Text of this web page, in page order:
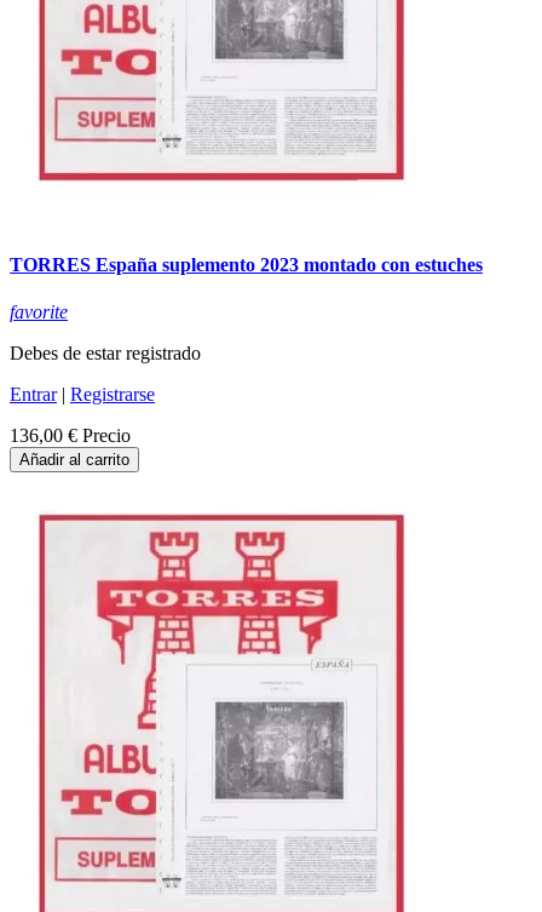
TORRES España suplemento 2023 montado con estuches
favorite
Debes de estar registrado
Entrar| Registrarse
136,00 € Precio
Añadir al carrito